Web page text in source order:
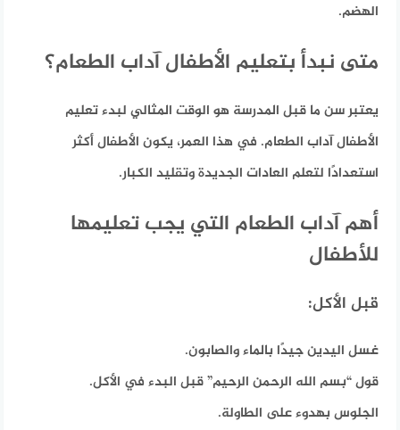
الهضم.
متى نبدأ بتعليم الأطفال آداب الطعام؟
يعتبر سن ما قبل المدرسة هو الوقت المثالي لبدء تعليم
الأطفال آداب الطعام. في هذا العمر، يكون الأطفال أكثر
استعدادًا لتعلم العادات الجديدة وتقليد الكبار.
أهم آداب الطعام التي يجب تعليمها
للأطفال
قبل الأكل:
غسل اليدين جيدًا بالماء والصابون.
قول “بسم الله الرحمن الرحيم” قبل البدء في الأكل.
الجلوس بهدوء على الطاولة.